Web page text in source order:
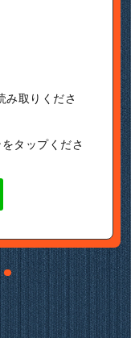
み取りくださ
タップくださ